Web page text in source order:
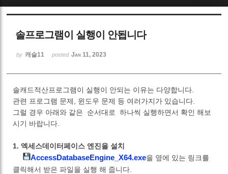
솔프로그램이 실행이 안됩니다
by 캐슬11 posted Jan 11, 2023
솔캐드적산프로그램이 실행이 안되는 이유는 다양합니다.
관련 프로그램 문제, 윈도우 문제 등 여러가지가 있습니다.
그럴 경우 아래와 같은 순서대로 하나씩 실행하면서 확인 해보
시기 바랍니다.
1. 엑세스데이터페이스 엔진을 설치
AccessDatabaseEngine_X64.exe을 옆에 있는 링크를
클릭해서 받은 파일을 실행 해 줍니다.
Sketchbook5, 스케치북5
Sketchbook5, 스케치북5